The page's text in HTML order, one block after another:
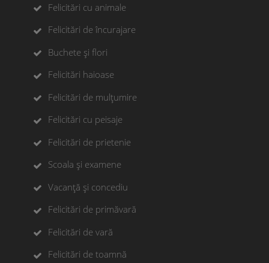
Felicitări cu animale
Felicitări de încurajare
Buchete și flori
Felicitări haioase
Felicitări de mulțumire
Felicitări cu peisaje
Felicitări de prietenie
Scoala și examene
Vacanță și concediu
Felicitări de primăvară
Felicitări de vară
Felicitări de toamnă